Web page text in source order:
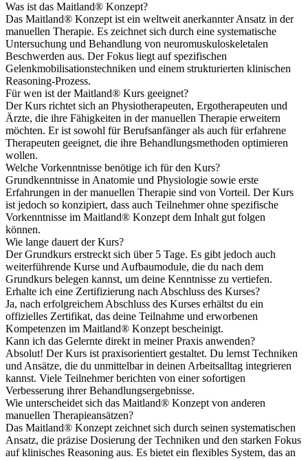
Was ist das Maitland® Konzept?
Das Maitland® Konzept ist ein weltweit anerkannter Ansatz in der
manuellen Therapie. Es zeichnet sich durch eine systematische
Untersuchung und Behandlung von neuromuskuloskeletalen
Beschwerden aus. Der Fokus liegt auf spezifischen
Gelenkmobilisationstechniken und einem strukturierten klinischen
Reasoning-Prozess.
Für wen ist der Maitland® Kurs geeignet?
Der Kurs richtet sich an Physiotherapeuten, Ergotherapeuten und
Ärzte, die ihre Fähigkeiten in der manuellen Therapie erweitern
möchten. Er ist sowohl für Berufsanfänger als auch für erfahrene
Therapeuten geeignet, die ihre Behandlungsmethoden optimieren
wollen.
Welche Vorkenntnisse benötige ich für den Kurs?
Grundkenntnisse in Anatomie und Physiologie sowie erste
Erfahrungen in der manuellen Therapie sind von Vorteil. Der Kurs
ist jedoch so konzipiert, dass auch Teilnehmer ohne spezifische
Vorkenntnisse im Maitland® Konzept dem Inhalt gut folgen
können.
Wie lange dauert der Kurs?
Der Grundkurs erstreckt sich über 5 Tage. Es gibt jedoch auch
weiterführende Kurse und Aufbaumodule, die du nach dem
Grundkurs belegen kannst, um deine Kenntnisse zu vertiefen.
Erhalte ich eine Zertifizierung nach Abschluss des Kurses?
Ja, nach erfolgreichem Abschluss des Kurses erhältst du ein
offizielles Zertifikat, das deine Teilnahme und erworbenen
Kompetenzen im Maitland® Konzept bescheinigt.
Kann ich das Gelernte direkt in meiner Praxis anwenden?
Absolut! Der Kurs ist praxisorientiert gestaltet. Du lernst Techniken
und Ansätze, die du unmittelbar in deinen Arbeitsalltag integrieren
kannst. Viele Teilnehmer berichten von einer sofortigen
Verbesserung ihrer Behandlungsergebnisse.
Wie unterscheidet sich das Maitland® Konzept von anderen
manuellen Therapieansätzen?
Das Maitland® Konzept zeichnet sich durch seinen systematischen
Ansatz, die präzise Dosierung der Techniken und den starken Fokus
auf klinisches Reasoning aus. Es bietet ein flexibles System, das an